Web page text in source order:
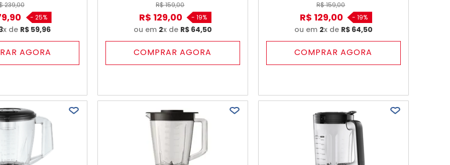
239,00
,90 -25%
x de R$ 59,96
AGORA
R$159,00
R$ 129,00 - 19%
ou em 2x de R$ 64,50
COMPRAR AGORA
R$159,00
R$ 129,00 - 19%
ou em 2x de R$ 64,50
COMPRAR AGORA